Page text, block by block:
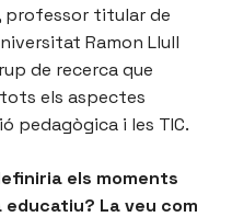
professor titular de
Ramon Llull
de recerca que
els aspectes
pedagògica i les TIC.
els moments
La veu com